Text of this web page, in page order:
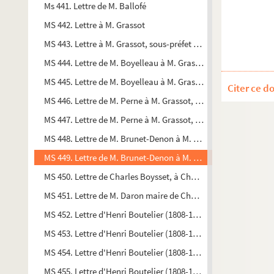
Ms 441. Lettre de M. Ballofé
MS 442. Lettre à M. Grassot
MS 443. Lettre à M. Grassot, sous-préfet à St Marcellin Dépt.
MS 444. Lettre de M. Boyelleau à M. Grassot
MS 445. Lettre de M. Boyelleau à M. Grassot
MS 446. Lettre de M. Perne à M. Grassot, secrétaire en Chef
MS 447. Lettre de M. Perne à M. Grassot, S. Préfet à St
MS 448. Lettre de M. Brunet-Denon à M. [Lamuran] Moutan
MS 449. Lettre de M. Brunet-Denon à M. Boulanger, avocat
MS 450. Lettre de Charles Boysset, à Chalon S. S., à M. Mathey
MS 451. Lettre de M. Daron maire de Chalon (1848), député,
MS 452. Lettre d'Henri Boutelier (1808-1881) à M. Mathey
MS 453. Lettre d'Henri Boutelier (1808-1881)
MS 454. Lettre d'Henri Boutelier (1808-1881) à M. Mathey
MS 455. Lettre d'Henri Boutelier (1808-1881)
Citer ce